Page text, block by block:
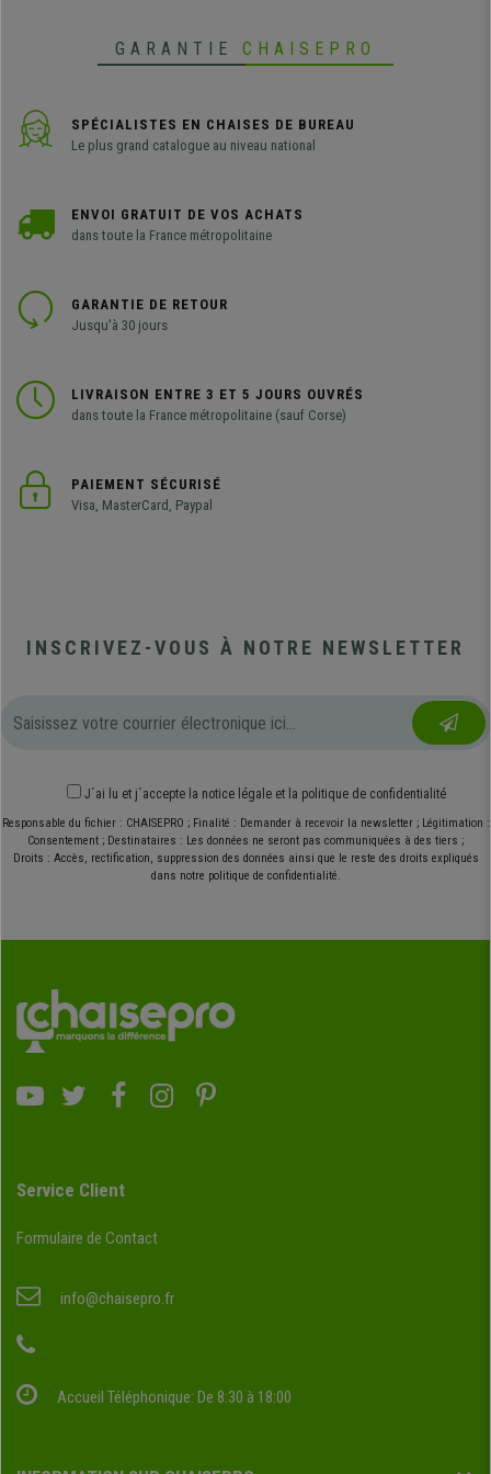
GARANTIE CHAISEPRO
SPÉCIALISTES EN CHAISES DE BUREAU
Le plus grand catalogue au niveau national
ENVOI GRATUIT DE VOS ACHATS
dans toute la France métropolitaine
GARANTIE DE RETOUR
Jusqu'à 30 jours
LIVRAISON ENTRE 3 ET 5 JOURS OUVRÉS
dans toute la France métropolitaine (sauf Corse)
PAIEMENT SÉCURISÉ
Visa, MasterCard, Paypal
INSCRIVEZ-VOUS À NOTRE NEWSLETTER
J´ai lu et j´accepte la notice légale et la politique de confidentialité
Responsable du fichier : CHAISEPRO ; Finalité : Demander à recevoir la newsletter ; Légitimation :
Consentement ; Destinataires : Les données ne seront pas communiquées à des tiers ;
Droits : Accès, rectification, suppression des données ainsi que le reste des droits expliqués
dans notre politique de confidentialité.
Service Client
Formulaire de Contact
info@chaisepro.fr
Accueil Téléphonique: De 8:30 à 18:00